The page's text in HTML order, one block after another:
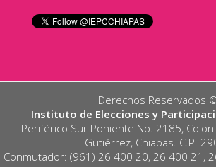
Derechos Reservados
Instituto de Elecciones y
Periférico Sur Poniente No. 2185,
Gutiérrez, Chiapas. C.P.
Conmutador: (961) 26 400 20, 26 400 21,